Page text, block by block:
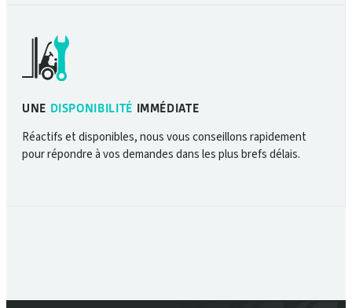
UNE DISPONIBILITÉ IMMÉDIATE
Réactifs et disponibles, nous vous conseillons rapidement
pour répondre à vos demandes dans les plus brefs délais.